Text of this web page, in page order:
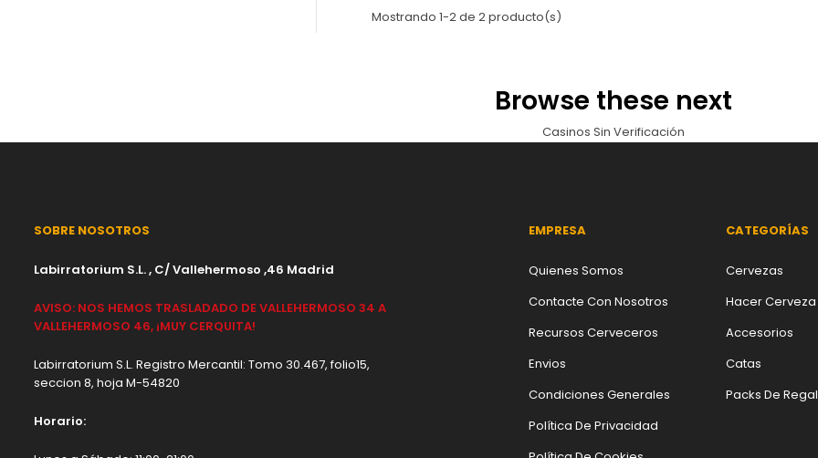
Mostrando 1-2 de 2 producto(s)
Browse these next
Casinos Sin Verificación
SOBRE NOSOTROS
Labirratorium S.L. , C/ Vallehermoso ,46 Madrid
AVISO: NOS HEMOS TRASLADADO DE VALLEHERMOSO 34 A
VALLEHERMOSO 46, ¡MUY CERQUITA!
Labirratorium S.L. Registro Mercantil: Tomo 30.467, folio15,
seccion 8, hoja M-54820
Horario:
EMPRESA
Quienes Somos
Contacte Con Nosotros
Recursos Cerveceros
Envios
Condiciones Generales
Política De Privacidad
CATEGORÍAS
Cervezas
Hacer Cerveza
Accesorios
Catas
Packs De